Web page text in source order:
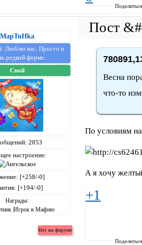
MapTuHka
Люблю вас. Просто в
редкой форме.
Свой
2853
настроение:
[+258/-0]
[+194/-0]
Награды:
Весна
что-то
По условиям
А я хочу
+1